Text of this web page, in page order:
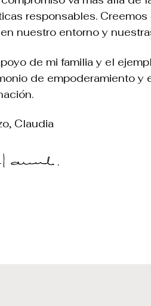
responsables.
nuestro entorno y
de mi familia y el
de empoderamiento y
Claudia